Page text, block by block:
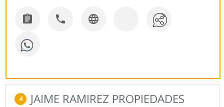
  
4 JAIME RAMIREZ PROPIEDADES